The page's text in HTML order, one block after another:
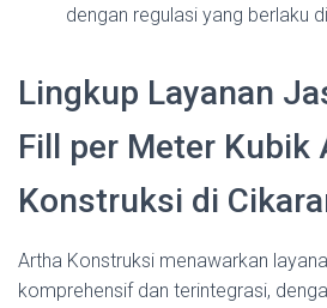
dengan regulasi yang berlaku
Lingkup Layanan
Fill per Meter Kubik
Konstruksi di
Artha Konstruksi menawarkan
komprehensif dan terintegrasi,